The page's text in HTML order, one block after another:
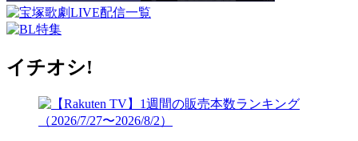
イチオシ!